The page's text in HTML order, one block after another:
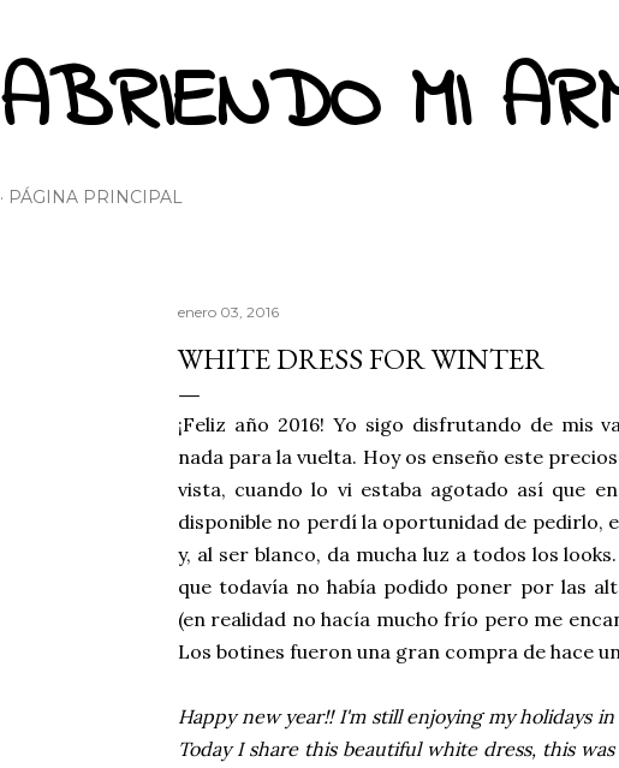
ABRIENDO MI
PÁGINA PRINCIPAL
enero 03, 2016
WHITE DRESS FOR WINTER
¡Feliz año 2016! Yo sigo disfrutando de mis
nada para la vuelta. Hoy os enseño este
vista, cuando lo vi estaba agotado así que
disponible no perdí la oportunidad de pedirlo,
y, al ser blanco, da mucha luz a todos los
que todavía no había podido poner por las
(en realidad no hacía mucho frío pero me
Los botines fueron una gran compra de hace
Happy new year!! I'm still enjoying my holidays
Today I share this beautiful white dress, this